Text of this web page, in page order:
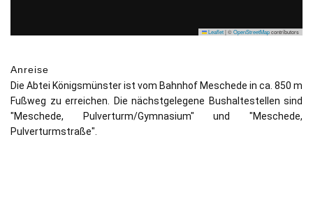
Leaflet|©OpenStreetMapcontributors
Anreise
Die Abtei Königsmünster ist vom Bahnhof Meschede in ca. 850 m
Fußweg zu erreichen. Die nächstgelegene Bushaltestellen sind
"Meschede, Pulverturm/Gymnasium" und "Meschede,
Pulverturmstraße".